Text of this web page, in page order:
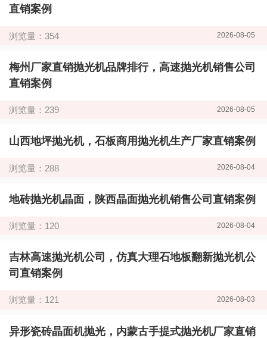
直销案例
浏览量：354 2026-08-05
梅州厂家直销抛光机品牌排行，高速抛光机销售公司
直销案例
浏览量：239 2026-08-05
山西地坪抛光机，石板商用抛光机生产厂家直销案例
浏览量：288 2026-08-04
地砖抛光机晶面，陕西晶面抛光机销售公司直销案例
浏览量：120 2026-08-04
吉林高速抛光机公司，仿真大理石地板翻新抛光机公
司直销案例
浏览量：121 2026-08-03
异形瓷砖晶面机抛光，内蒙古手提式抛光机厂家直销